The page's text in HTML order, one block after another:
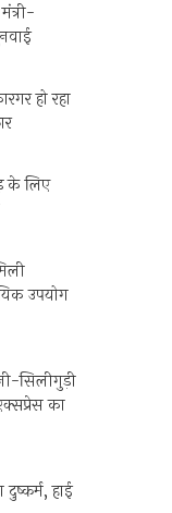
हो रहा
के लिए
उपयोग
सिलीगुड़ी
का
हाई